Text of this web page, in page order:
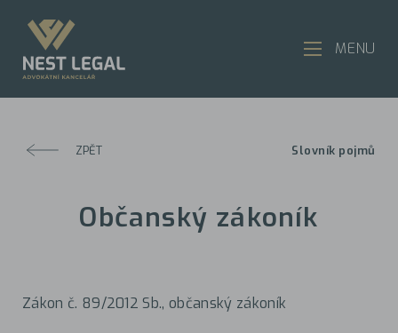
ZPĚT Slovník pojmů
Občanský zákoník
Zákon č. 89/2012 Sb., občanský zákoník
MENU